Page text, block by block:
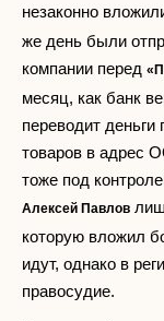
незаконно
же день были
компании перед
месяц, как банк
переводит
товаров в адрес
тоже под
Алексей Павлов
которую вложил
идут, однако в
правосудие.